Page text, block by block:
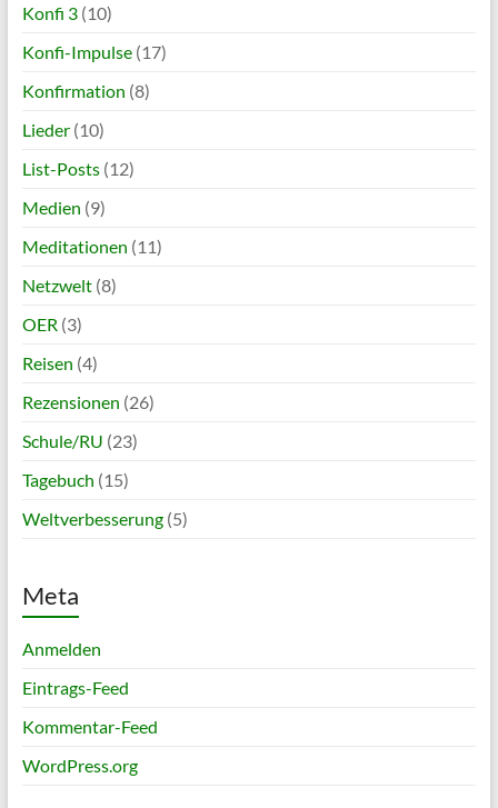
Konfi 3(10)
Konfi-Impulse(17)
Konfirmation (8)
Lieder(10)
List-Posts(12)
Medien (9)
Meditationen (11)
Netzwelt(8)
OER (3)
Reisen (4)
Rezensionen (26)
Schule/RU (23)
Tagebuch (15)
Weltverbesserung(5)
Meta
Anmelden
Eintrags-Feed
Kommentar-Feed
WordPress.org